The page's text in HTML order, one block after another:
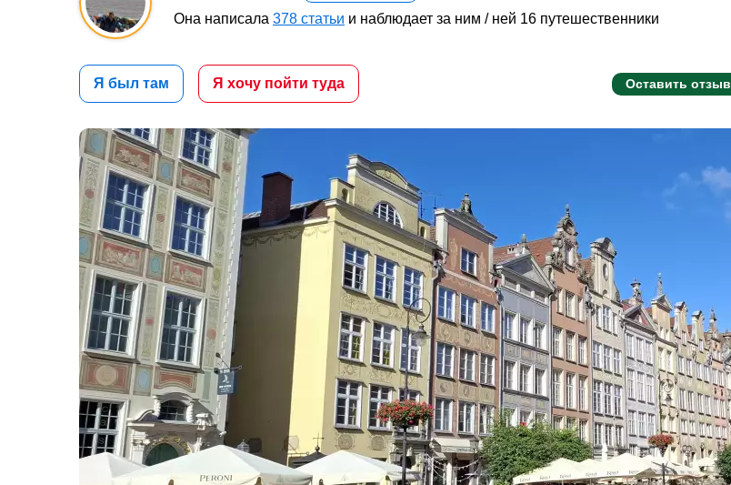
Она написала 378 статьи и наблюдает за ним / ней 16 путешественники
Я был там Я хочу пойти туда Оставить отзыв